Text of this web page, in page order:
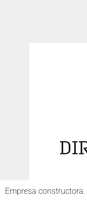
Empresa constructora.